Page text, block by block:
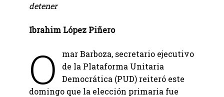
detener
Ibrahim López Piñero
O
mar Barboza, secretario ejecutivo
de la Plataforma Unitaria
Democrática (PUD) reiteró este
domingo que la elección primaria fue